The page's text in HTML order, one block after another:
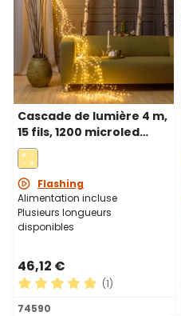
Cascade de lumière 4 m,
15 fils, 1200 microled
blanc chaud et froid,
câble métal argenté
Flashing
Alimentation incluse
Plusieurs longueurs
disponibles
46,12 €
Note moyenne de 5 sur 5
(1)
74590